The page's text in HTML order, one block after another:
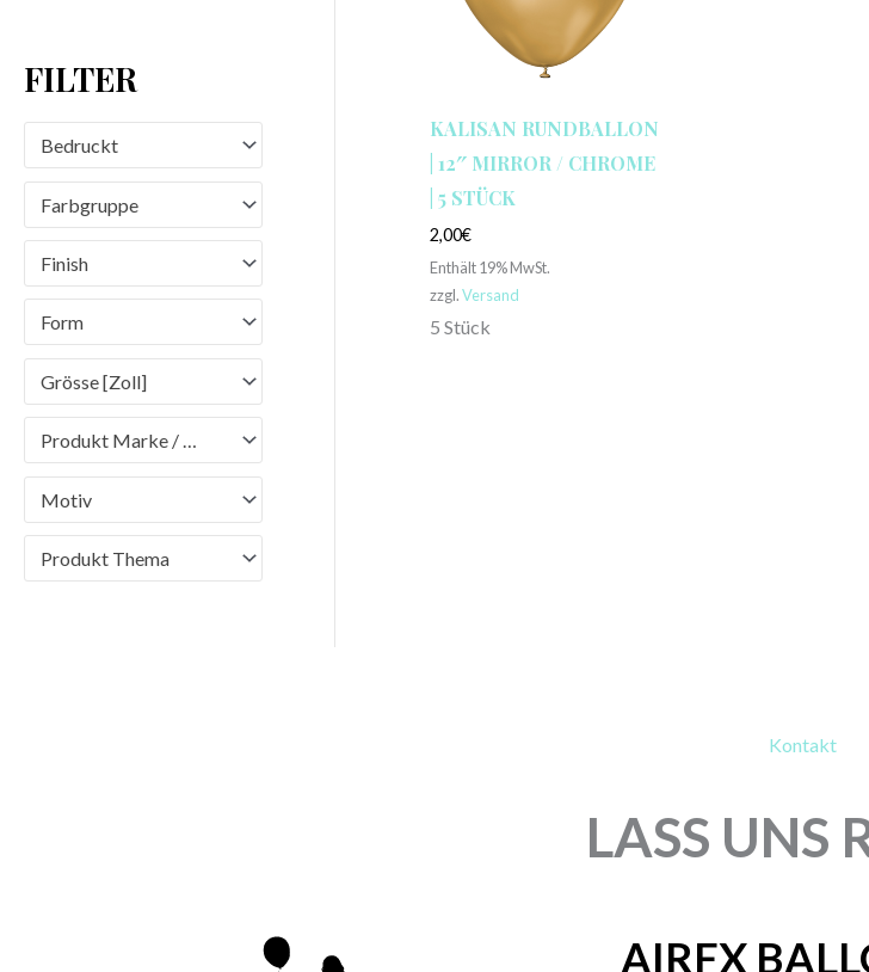
FILTER
Bedruckt
Farbgruppe
Finish
Form
Grösse [Zoll]
Produkt Marke / Brand
Motiv
Produkt Thema
KALISAN RUNDBALLON
| 12″ MIRROR / CHROME
| 5 STÜCK
2,00€
Enthält 19% MwSt.
zzgl.Versand
5 Stück
Kontakt
LASS UNS
AIRFX